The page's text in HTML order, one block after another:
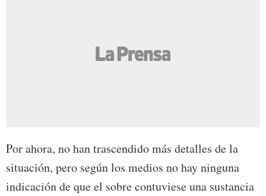
Por ahora, no han trascendido más detalles de la
situación, pero según los medios no hay ninguna
indicación de que el sobre contuviese una sustancia